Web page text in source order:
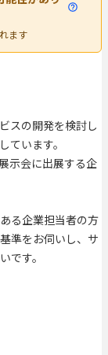
ます
スの開発を検討し
ています。
示会に出展する企
る企業担当者の方
準をお伺いし、サ
です。